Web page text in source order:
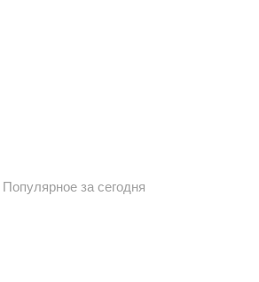
Популярное за сегодня